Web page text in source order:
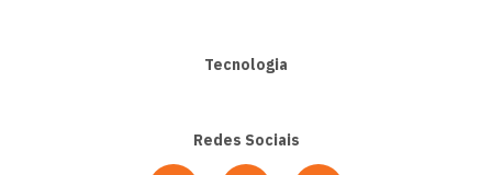
Tecnologia
Redes Sociais